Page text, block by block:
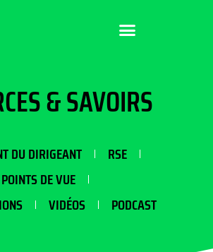
& SAVOIRS
DU DIRIGEANT
RSE
POINTS DE VUE
VIDÉOS PODCAST